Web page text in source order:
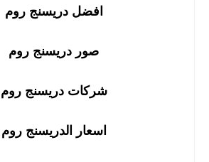
افضل دريسنج روم
صور دريسنج روم
شركات دريسنج روم
اسعار الدريسنج روم